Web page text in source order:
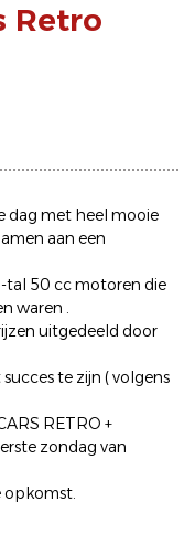
Retro
dag met heel mooie
aan een
tal 50 cc motoren die
waren .
uitgedeeld door
te zijn ( volgens
RETRO +
zondag van
opkomst.